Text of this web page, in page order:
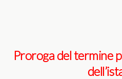
Proroga del termine